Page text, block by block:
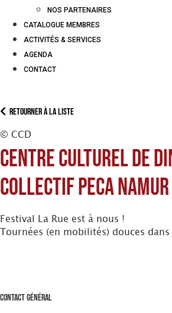
NOS PARTENAIRES
CATALOGUE MEMBRES
ACTIVITÉS & SERVICES
AGENDA
CONTACT
Retourner à la liste
© CCD
Centre culturel de
Collectif PECA Namur
Festival La Rue est à nous !
Tournées (en mobilités) douces dans
Contact Général